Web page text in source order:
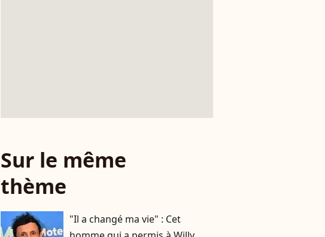
Sur le même
thème
"Il a changé ma vie" : Cet